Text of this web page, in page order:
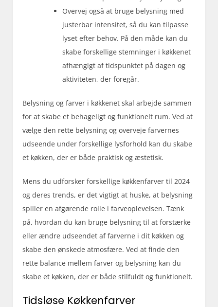
Overvej også at bruge belysning med
justerbar intensitet, så du kan tilpasse
lyset efter behov. På den måde kan du
skabe forskellige stemninger i køkkenet
afhængigt af tidspunktet på dagen og
aktiviteten, der foregår.
Belysning og farver i køkkenet skal arbejde sammen
for at skabe et behageligt og funktionelt rum. Ved at
vælge den rette belysning og overveje farvernes
udseende under forskellige lysforhold kan du skabe
et køkken, der er både praktisk og æstetisk.
Mens du udforsker forskellige køkkenfarver til 2024
og deres trends, er det vigtigt at huske, at belysning
spiller en afgørende rolle i farveoplevelsen. Tænk
på, hvordan du kan bruge belysning til at forstærke
eller ændre udseendet af farverne i dit køkken og
skabe den ønskede atmosfære. Ved at finde den
rette balance mellem farver og belysning kan du
skabe et køkken, der er både stilfuldt og funktionelt.
Tidsløse Køkkenfarver